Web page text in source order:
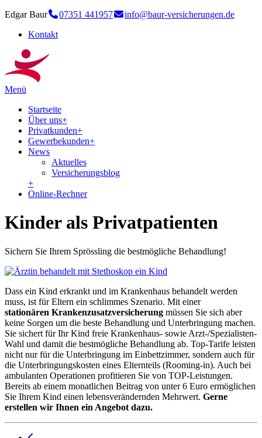
Edgar Baur 07351 441957
info@baur-versicherungen.de
Kontakt
Menü
Startseite
Über uns+
Privatkunden+
Gewerbekunden+
News
Aktuelles
Versicherungsblog
+
Online-Rechner
Kinder als Privatpatienten
Sichern Sie Ihrem Sprössling die bestmögliche Behandlung!
Dass ein Kind erkrankt und im Krankenhaus behandelt werden
muss, ist für Eltern ein schlimmes Szenario. Mit einer
stationären Krankenzusatzversicherung müssen Sie sich aber
keine Sorgen um die beste Behandlung und Unterbringung machen.
Sie sichert für Ihr Kind freie Krankenhaus- sowie Arzt-/Spezialisten-
Wahl und damit die bestmögliche Behandlung ab. Top-Tarife leisten
nicht nur für die Unterbringung im Einbettzimmer, sondern auch für
die Unterbringungskosten eines Elternteils (Rooming-in). Auch bei
ambulanten Operationen profitieren Sie von TOP-Leistungen.
Bereits ab einem monatlichen Beitrag von unter 6 Euro ermöglichen
Sie Ihrem Kind einen lebensverändernden Mehrwert. Gerne
erstellen wir Ihnen ein Angebot dazu.